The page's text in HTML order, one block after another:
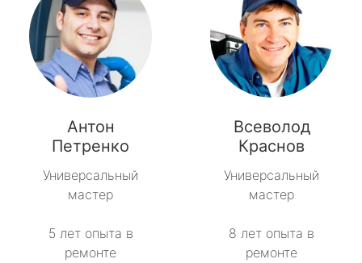
Антон
Петренко
Универсальный
мастер
5 лет опыта в
ремонте
Всеволод
Краснов
Универсальный
мастер
8 лет опыта в
ремонте